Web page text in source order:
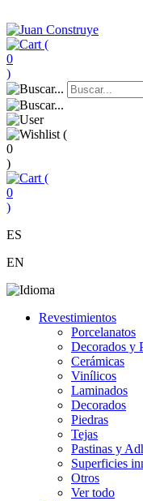
(
0
)
(
0
)
(
0
)
ES
EN
Revestimientos
Porcelanatos
Decorados y
Cerámicas
Vinílicos
Laminados
Decorados
Piedras
Tejas
Pastinas y
Superficies
Otros
Ver todo